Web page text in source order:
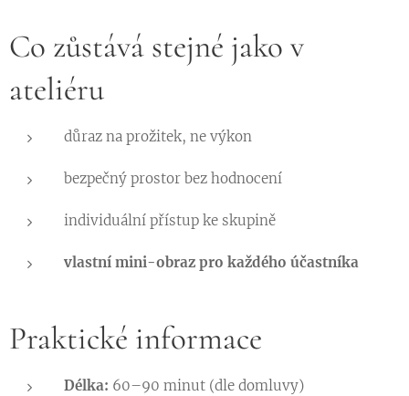
Co zůstává stejné jako v
ateliéru
důraz na prožitek, ne výkon
bezpečný prostor bez hodnocení
individuální přístup ke skupině
vlastní mini-obraz pro každého účastníka
Praktické informace
Délka: 60–90 minut (dle domluvy)